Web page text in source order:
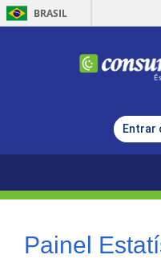
BRASIL
Entrar
Painel